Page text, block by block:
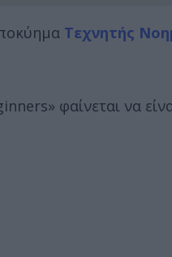
Τεχνητής
φαίνεται να